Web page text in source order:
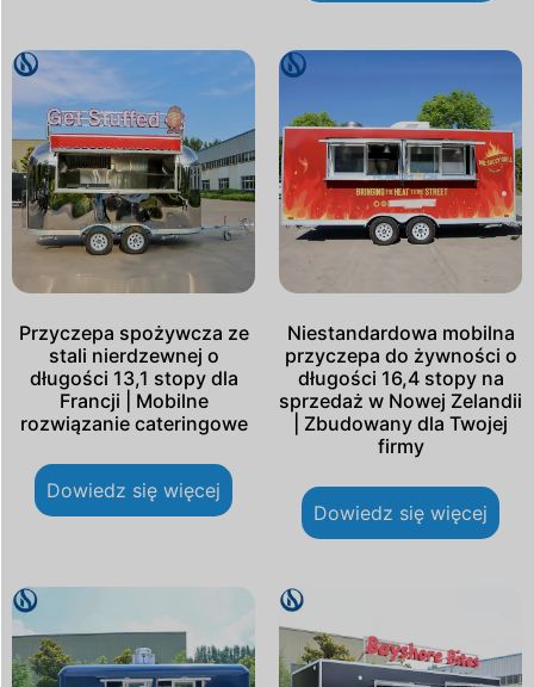
Przyczepa spożywcza ze
stali nierdzewnej o
długości 13,1 stopy dla
Francji | Mobilne
rozwiązanie cateringowe
Dowiedz się więcej
Niestandardowa mobilna
przyczepa do żywności o
długości 16,4 stopy na
sprzedaż w Nowej Zelandii
| Zbudowany dla Twojej
firmy
Dowiedz się więcej